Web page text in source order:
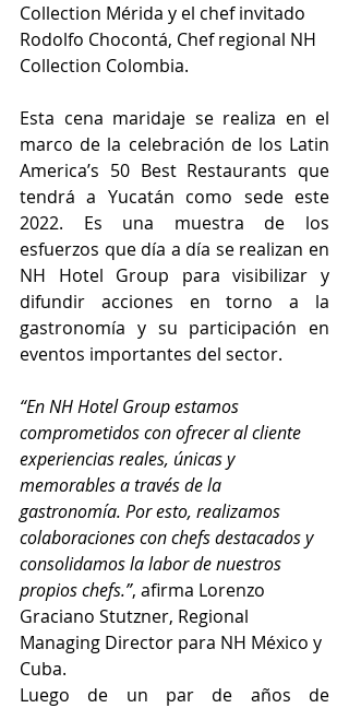
Collection Mérida y el chef invitado
Rodolfo Chocontá, Chef regional NH
Collection Colombia.
Esta cena maridaje se realiza en el
marco de la celebración de los Latin
America’s 50 Best Restaurants que
tendrá a Yucatán como sede este
2022. Es una muestra de los
esfuerzos que día a día se realizan en
NH Hotel Group para visibilizar y
difundir acciones en torno a la
gastronomía y su participación en
eventos importantes del sector.
“En NH Hotel Group estamos
comprometidos con ofrecer al cliente
experiencias reales, únicas y
memorables a través de la
gastronomía. Por esto, realizamos
colaboraciones con chefs destacados y
consolidamos la labor de nuestros
propios chefs.”, afirma Lorenzo
Graciano Stutzner, Regional
Managing Director para NH México y
Cuba.
Luego de un par de años de